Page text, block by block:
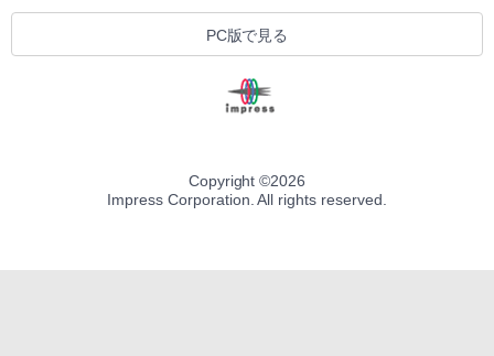
PC版で見る
Copyright ©2026
Impress Corporation. All rights reserved.